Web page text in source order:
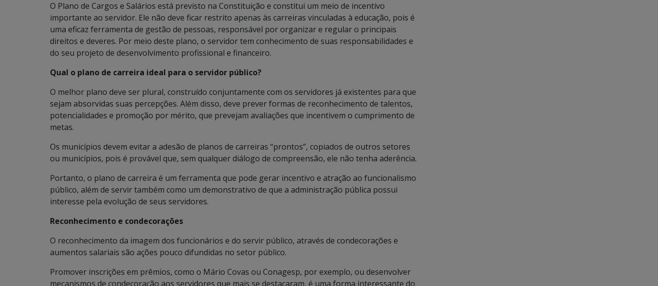
O Plano de Cargos e Salários está previsto na Constituição e constitui um meio de incentivo
importante ao servidor. Ele não deve ficar restrito apenas às carreiras vinculadas à educação, pois é
uma eficaz ferramenta de gestão de pessoas, responsável por organizar e regular o principais
direitos e deveres. Por meio deste plano, o servidor tem conhecimento de suas responsabilidades e
do seu projeto de desenvolvimento profissional e financeiro.
Qual o plano de carreira ideal para o servidor público?
O melhor plano deve ser plural, construído conjuntamente com os servidores já existentes para que
sejam absorvidas suas percepções. Além disso, deve prever formas de reconhecimento de talentos,
potencialidades e promoção por mérito, que prevejam avaliações que incentivem o cumprimento de
metas.
Os municípios devem evitar a adesão de planos de carreiras “prontos”, copiados de outros setores
ou municípios, pois é provável que, sem qualquer diálogo de compreensão, ele não tenha aderência.
Portanto, o plano de carreira é um ferramenta que pode gerar incentivo e atração ao funcionalismo
público, além de servir também como um demonstrativo de que a administração pública possui
interesse pela evolução de seus servidores.
Reconhecimento e condecorações
O reconhecimento da imagem dos funcionários e do servir público, através de condecorações e
aumentos salariais são ações pouco difundidas no setor público.
Promover inscrições em prêmios, como o Mário Covas ou Conagesp, por exemplo, ou desenvolver
mecanismos de condecoração aos servidores que mais se destacaram, é uma forma interessante do